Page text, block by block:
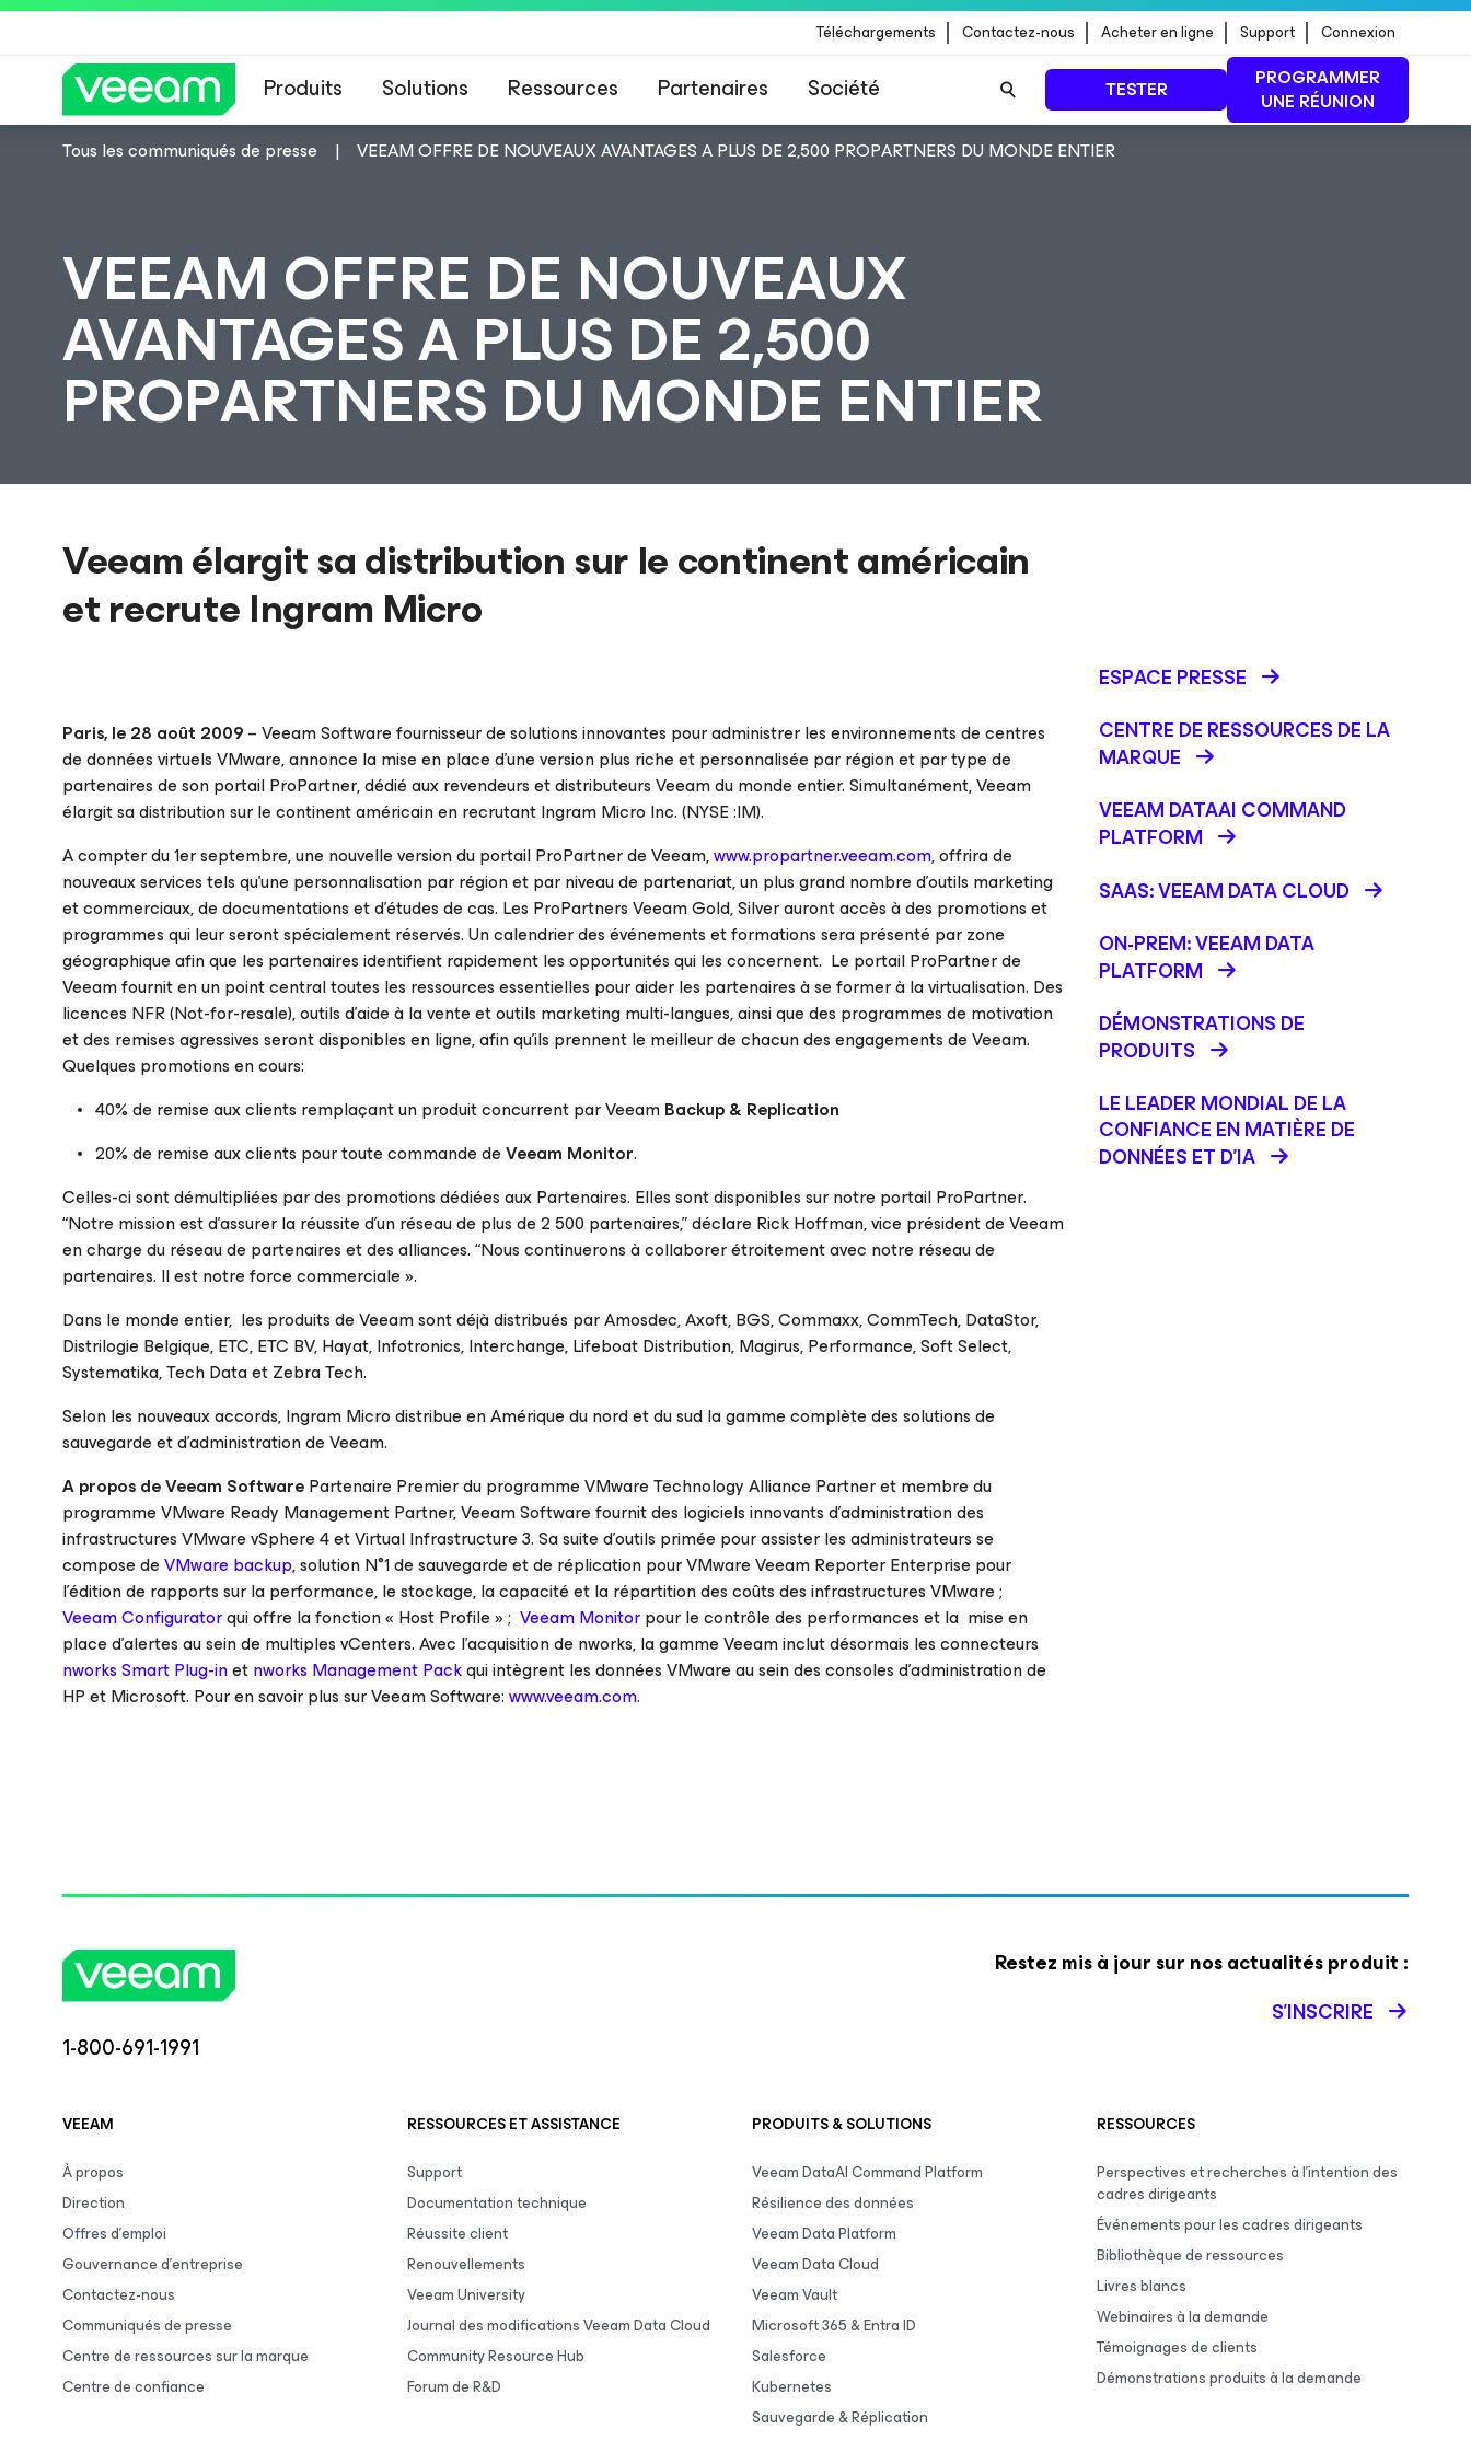
Téléchargements Contactez-nous Acheter en ligne Support Connexion
Produits Solutions Ressources Partenaires Société TESTER
PROGRAMMER
UNE RÉUNION
Tous les communiqués de presse VEEAM OFFRE DE NOUVEAUX AVANTAGES A PLUS DE 2,500 PROPARTNERS DU MONDE ENTIER
VEEAM OFFRE DE NOUVEAUX
AVANTAGES A PLUS DE 2,500
PROPARTNERS DU MONDE ENTIER
Veeam élargit sa distribution sur le continent américain
et recrute Ingram Micro
Paris, le 28 août 2009– Veeam Software fournisseur de solutions innovantes pour administrer les environnements de centres
de données virtuels VMware, annonce la mise en place d’une version plus riche et personnalisée par région et par type de
partenaires de son portailProPartner, dédié aux revendeurs et distributeurs Veeam du monde entier. Simultanément, Veeam
élargit sa distribution sur le continent américain en recrutant Ingram Micro Inc. (NYSE :IM).
A compter du 1er septembre, une nouvelle version du portailProPartnerde Veeam,www.propartner.veeam.com, offrira de
nouveaux services tels qu’une personnalisation par région et par niveau de partenariat, un plus grand nombre d’outils marketing
et commerciaux, de documentations et d’études de cas. Les ProPartnersVeeam Gold, Silver auront accès à des promotions et
programmes qui leur seront spécialement réservés. Un calendrier des événements et formations sera présenté par zone
géographique afin que les partenaires identifient rapidement les opportunités qui les concernent. Le portailProPartnerde
Veeam fournit en un point central toutes les ressources essentielles pour aider les partenaires à se former à la virtualisation. Des
licences NFR (Not-for-resale), outils d’aide à la vente et outils marketing multi-langues, ainsi que des programmes de motivation
et des remises agressives seront disponibles en ligne, afin qu’ils prennent le meilleur de chacun des engagements de Veeam.
Quelques promotions en cours:
40% de remise aux clients remplaçant un produit concurrent par VeeamBackup & Replication
20% de remise aux clients pour toute commande deVeeam Monitor.
Celles-ci sont démultipliées par des promotions dédiées aux Partenaires. Elles sont disponibles sur notre portailProPartner.
“Notre mission est d’assurer la réussite d’un réseau de plus de 2 500 partenaires,” déclare Rick Hoffman, vice président de Veeam
en charge du réseau de partenaires et des alliances. “Nous continuerons à collaborer étroitement avec notre réseau de
partenaires. Il est notre force commerciale ».
Dans le monde entier, les produits de Veeam sont déjà distribués par Amosdec, Axoft, BGS, Commaxx, CommTech, DataStor,
Distrilogie Belgique, ETC, ETC BV, Hayat, Infotronics, Interchange, Lifeboat Distribution, Magirus, Performance, Soft Select,
Systematika, Tech Data et Zebra Tech.
Selon les nouveaux accords, Ingram Micro distribue en Amérique du nord et du sud la gamme complète des solutions de
sauvegarde et d’administration de Veeam.
A propos de Veeam SoftwarePartenaire Premier du programme VMware Technology Alliance Partner et membre du
programme VMware Ready Management Partner, Veeam Software fournit des logiciels innovants d’administration des
infrastructures VMware vSphere 4 et Virtual Infrastructure 3. Sa suite d’outils primée pour assister les administrateurs se
compose deVMware backup, solution N°1 de sauvegarde et de réplication pour VMware Veeam Reporter Enterprise pour
l’édition de rapports sur la performance, le stockage, la capacité et la répartition des coûts des infrastructures VMware ;
Veeam Configuratorqui offre la fonction « Host Profile » ; Veeam Monitorpour le contrôle des performances et la mise en
place d’alertes au sein de multiples vCenters. Avec l’acquisition de nworks, la gamme Veeam inclut désormais les connecteurs
nworks Smart Plug-inetnworks Management Packqui intègrent les données VMware au sein des consoles d’administration de
HP et Microsoft. Pour en savoir plus sur Veeam Software:www.veeam.com.
ESPACE PRESSE
CENTRE DE RESSOURCES DE LA
MARQUE
VEEAM DATAAI COMMAND
PLATFORM
SAAS: VEEAM DATA CLOUD
ON-PREM: VEEAM DATA
PLATFORM
DÉMONSTRATIONS DE
PRODUITS
LE LEADER MONDIAL DE LA
CONFIANCE EN MATIÈRE DE
DONNÉES ET D'IA
1-800-691-1991
Restez mis à jour sur nos actualités produit :
S’INSCRIRE
VEEAM
À propos
Direction
Offres d’emploi
Gouvernance d’entreprise
Contactez-nous
Communiqués de presse
Centre de ressources sur la marque
Centre de confiance
RESSOURCES ET ASSISTANCE
Support
Documentation technique
Réussite client
Renouvellements
Veeam University
Journal des modifications Veeam Data Cloud
Community Resource Hub
Forum de R&D
PRODUITS & SOLUTIONS
Veeam DataAI Command Platform
Résilience des données
Veeam Data Platform
Veeam Data Cloud
Veeam Vault
Microsoft 365 & Entra ID
Salesforce
Kubernetes
Sauvegarde & Réplication
RESSOURCES
Perspectives et recherches à l’intention des
cadres dirigeants
Événements pour les cadres dirigeants
Bibliothèque de ressources
Livres blancs
Webinaires à la demande
Témoignages de clients
Démonstrations produits à la demande